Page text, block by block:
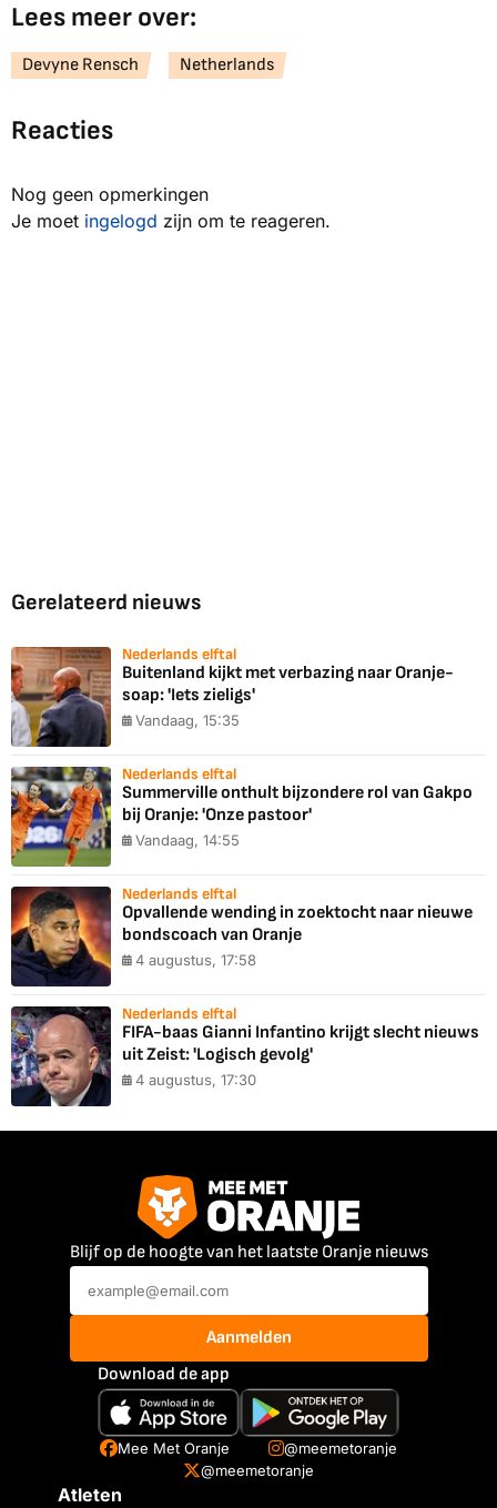
Lees meer over:
Devyne Rensch Netherlands
Reacties
Nog geen opmerkingen
Je moet ingelogd zijn om te reageren.
Gerelateerd nieuws
Nederlands elftal
Buitenland kijkt met verbazing naar Oranje-
soap: 'Iets zieligs'
Vandaag, 15:35
Nederlands elftal
Summerville onthult bijzondere rol van Gakpo
bij Oranje: 'Onze pastoor'
Vandaag, 14:55
Nederlands elftal
Opvallende wending in zoektocht naar nieuwe
bondscoach van Oranje
4 augustus, 17:58
Nederlands elftal
FIFA-baas Gianni Infantino krijgt slecht nieuws
uit Zeist: 'Logisch gevolg'
4 augustus, 17:30
Blijf op de hoogte van het laatste Oranje nieuws
Aanmelden
Download de app
Mee Met Oranje
@meemetoranje
@meemetoranje
Atleten